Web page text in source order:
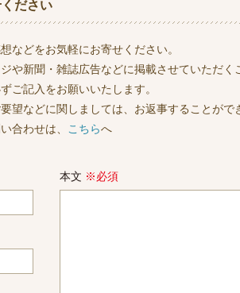
ださい
などをお気軽にお寄せください。
や新聞・雑誌広告などに掲載させていただく
ご記入をお願いいたします。
望などに関しましては、お返事することがで
合わせは、
こちらへ
本文 ※必須